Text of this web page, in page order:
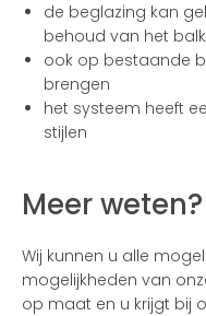
de beglazing kan
behoud van het
ook op bestaande
brengen
het systeem heeft
stijlen
Meer weten?
Wij kunnen u alle
mogelijkheden van
op maat en u krijgt bij